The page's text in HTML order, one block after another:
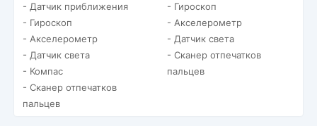
- Датчик приближения
- Гироскоп
- Акселерометр
- Датчик света
- Компас
- Сканер отпечатков
пальцев
- Гироскоп
- Акселерометр
- Датчик света
- Сканер отпечатков
пальцев